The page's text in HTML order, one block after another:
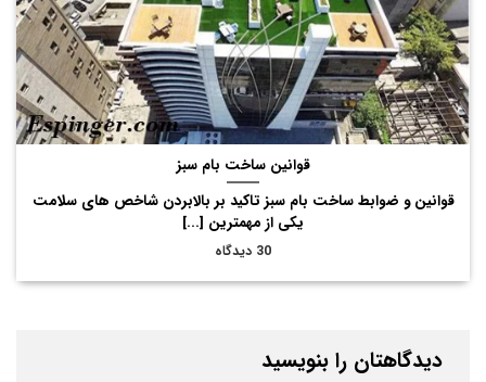
قوانین ساخت بام سبز
قوانین و ضوابط ساخت بام سبز تاکید بر بالابردن شاخص های سلامت
یکی از مهمترین [...]
30 دیدگاه
دیدگاهتان را بنویسید